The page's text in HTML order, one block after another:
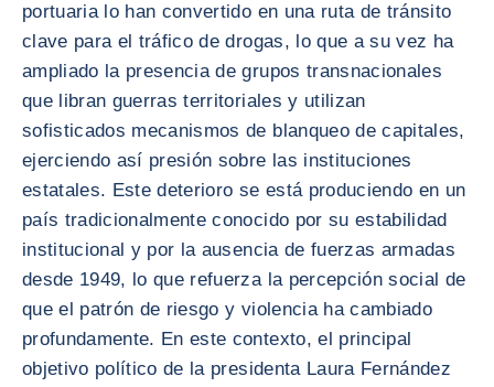
portuaria lo han convertido en una ruta de tránsito
clave para el tráfico de drogas, lo que a su vez ha
ampliado la presencia de grupos transnacionales
que libran guerras territoriales y utilizan
sofisticados mecanismos de blanqueo de capitales,
ejerciendo así presión sobre las instituciones
estatales. Este deterioro se está produciendo en un
país tradicionalmente conocido por su estabilidad
institucional y por la ausencia de fuerzas armadas
desde 1949, lo que refuerza la percepción social de
que el patrón de riesgo y violencia ha cambiado
profundamente. En este contexto, el principal
objetivo político de la presidenta Laura Fernández